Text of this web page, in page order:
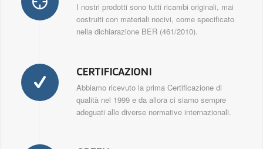
I nostri prodotti sono tutti ricambi originali, mai
costruiti con materiali nocivi, come specificato
nella dichiarazione BER (461/2010).
CERTIFICAZIONI
Abbiamo ricevuto la prima Certificazione di
qualità nel 1999 e da allora ci siamo sempre
adeguati alle diverse normative internazionali.